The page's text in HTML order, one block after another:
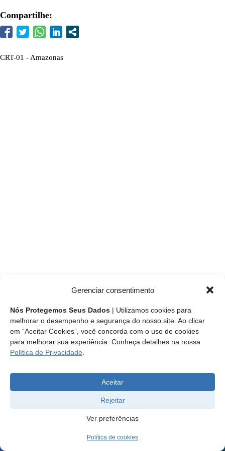
Gerenciar consentimento
Nós Protegemos Seus Dados | Utilizamos cookies para
melhorar o desempenho e segurança do nosso site. Ao clicar
em “Aceitar Cookies”, você concorda com o uso de cookies
para melhorar sua experiência. Conheça detalhes na nossa
Política de Privacidade
Aceitar
Rejeitar
Ver preferências
Política de cookies
Compartilhe:
CRT-01 - Amazonas